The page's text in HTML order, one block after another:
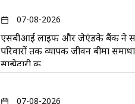
07-08-2026
एसबीआई लाइफ और जेएंडके बैंक ने
परिवारों तक व्यापक जीवन बीमा
साझेदारी की
07-08-2026